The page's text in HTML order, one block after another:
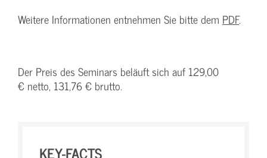
Weitere Informationen entnehmen Sie bitte dem PDF.
Der Preis des Seminars beläuft sich auf 129,00
€ netto, 131,76 € brutto.
KEY-FACTS